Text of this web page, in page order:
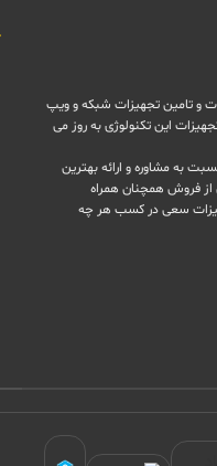
و تامین تجهیزات شبکه و ویپ
این تکنولوژی به روز می
به مشاوره و ارائه بهترین
از فروش همچنان همراه
سعی در کسب هر چه